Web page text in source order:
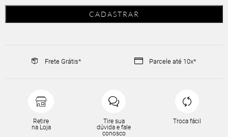
Frete Grátis* Parcele até 10x*
Retire
na Loja
Tire sua
dúvida e fale
conosco
Troca fácil